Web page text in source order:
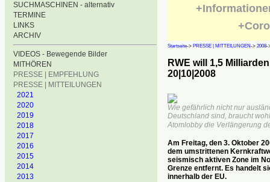
SUCHMASCHINEN - alternativ
TERMINE
LINKS
ARCHIV
VIDEOS - Bewegende Bilder
MITHÖREN
PRESSE | EMPFEHLUNG
PRESSE | MITTEILUNGEN
2021
2020
2019
2018
2017
2016
2015
2014
2013
Startseite-> PRESSE | MITTEILUNGEN-> 2008-
RWE will 1,5
20|10|2008
Wie gefährlich nicht nur
Deutschland sind, braucht
Atomlobby die Verlängerung
Am Freitag, den 3. Oktober
dem umstrittenen
seismisch aktiven Zone im
Grenze entfernt. Es handelt
innerhalb der EU.